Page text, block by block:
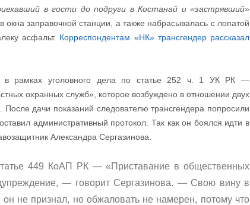
в гости до подруги в Костанай и «застрявший»
окна заправочной станции, а также набрасывалась с лопатой
асфальт. Корреспондентам «НК» трансгендер рассказал
в рамках уголовного дела по статье 252 ч. 1 УК РК —
охранных служб», которое возбуждено в отношении двух
дачи показаний следователю трансгендера попросили
административный протокол. Так как он боялся идти в
Александра Сергазинова.
449 КоАП РК — «Приставание в общественных
— говорит Сергазинова. — Свою вину в
не признал, но обжаловать не намерен, потому что